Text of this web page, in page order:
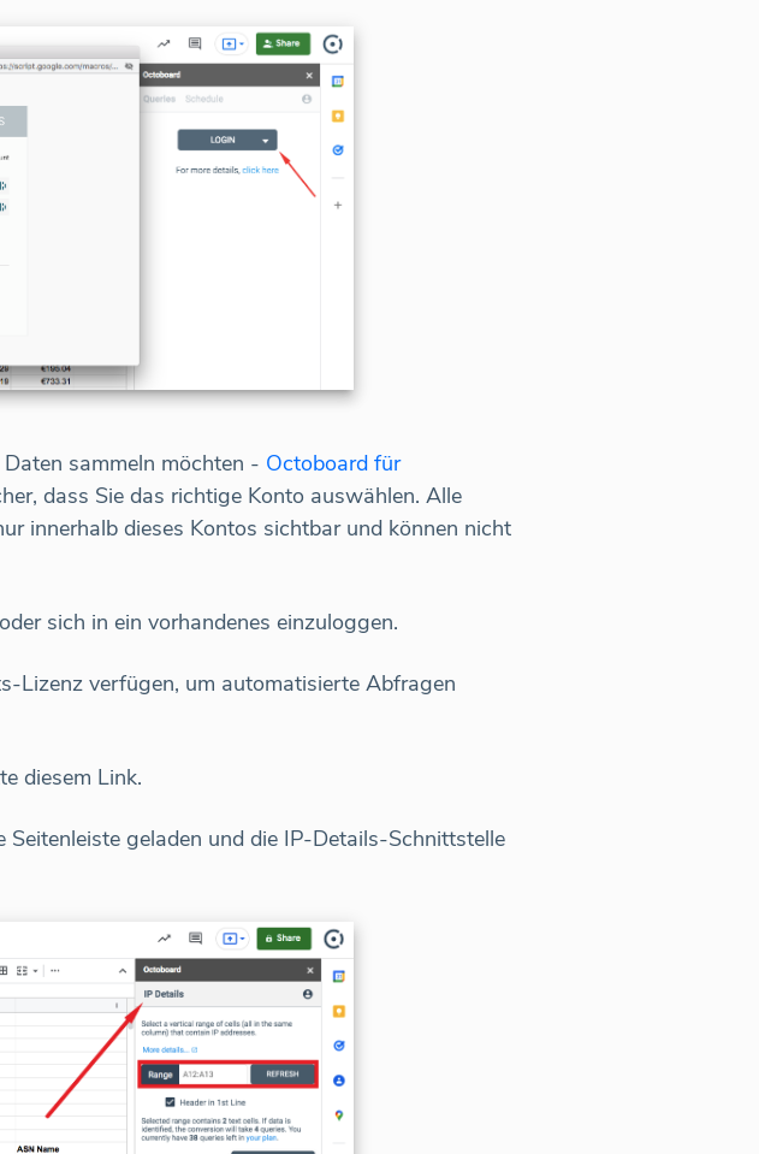
sammeln möchten - Octoboard für
dass Sie das richtige Konto auswählen. Alle
innerhalb dieses Kontos sichtbar und können nicht
sich in ein vorhandenes einzuloggen.
Lizenz verfügen, um automatisierte Abfragen
diesem Link.
geladen und die IP-Details-Schnittstelle